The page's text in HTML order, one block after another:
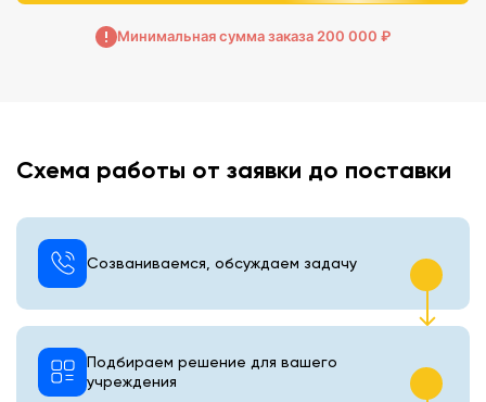
Минимальная сумма заказа 200 000 ₽
Схема работы от заявки до поставки
Созваниваемся, обсуждаем задачу
Подбираем решение для вашего
учреждения